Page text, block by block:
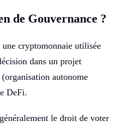
de Gouvernance ?
cryptomonnaie utilisée
dans un projet
autonome
DeFi.
le droit de voter